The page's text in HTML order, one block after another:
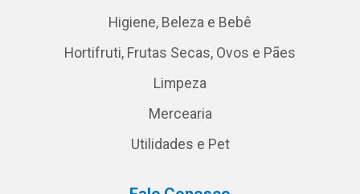
Higiene, Beleza e Bebê
Hortifruti, Frutas Secas, Ovos e Pães
Limpeza
Mercearia
Utilidades e Pet